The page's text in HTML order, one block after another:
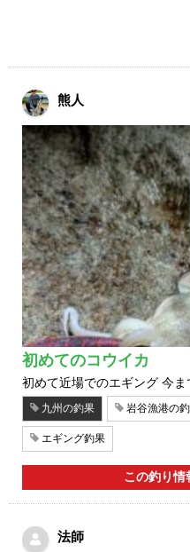
熊人
初めてのコウイカ
初めて近場でのエギング 今ま
九州の釣果 岩谷漁港の
エギング釣果
この釣り情
法師